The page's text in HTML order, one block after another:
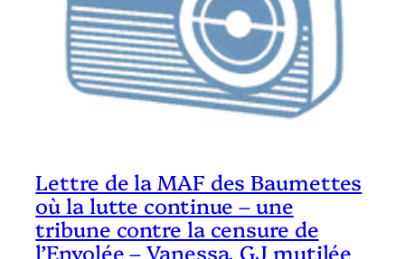
Lettre de la MAF des Baumettes
où la lutte continue – une
tribune contre la censure de
l’Envolée – Vanessa, GJ mutilée